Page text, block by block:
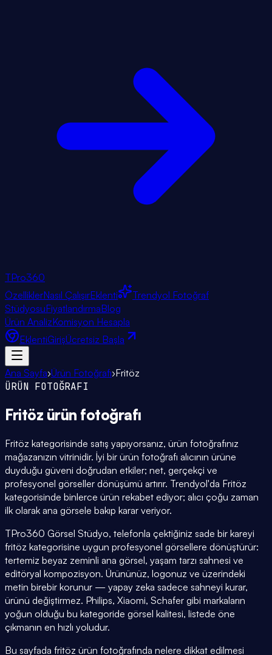
TPro360
ÖzelliklerNasıl ÇalışırEklenti
Trendyol Fotoğraf
StüdyosuFiyatlandırmaBlog
Ürün AnalizKomisyon Hesapla
EklentiGirişÜcretsiz Başla
Ana Sayfa›Ürün Fotoğrafı›Fritöz
ÜRÜN FOTOĞRAFI
Fritöz ürün fotoğrafı
Fritöz kategorisinde satış yapıyorsanız, ürün fotoğrafınız
mağazanızın vitrinidir. İyi bir ürün fotoğrafı alıcının ürüne
duyduğu güveni doğrudan etkiler; net, gerçekçi ve
profesyonel görseller dönüşümü artırır. Trendyol'da Fritöz
kategorisinde binlerce ürün rekabet ediyor; alıcı çoğu zaman
ilk olarak ana görsele bakıp karar veriyor.
TPro360 Görsel Stüdyo, telefonla çektiğiniz sade bir kareyi
fritöz kategorisine uygun profesyonel görsellere dönüştürür:
tertemiz beyaz zeminli ana görsel, yaşam tarzı sahnesi ve
editöryal kompozisyon. Ürününüz, logonuz ve üzerindeki
metin birebir korunur — yapay zeka sadece sahneyi kurar,
ürünü değiştirmez. Philips, Xiaomi, Schafer gibi markaların
yoğun olduğu bu kategoride görsel kalitesi, listede öne
çıkmanın en hızlı yoludur.
Bu sayfada fritöz ürün fotoğrafında nelere dikkat edilmesi